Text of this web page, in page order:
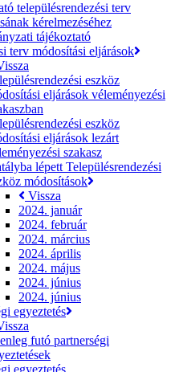
településrendezési terv
kérelmezéséhez
tájékoztató
terv módosítási eljárások
eszköz
eljárások véleményezési
eszköz
eljárások lezárt
szakasz
lépett Településrendezési
módosítások
Vissza
2024. január
2024. február
2024. március
2024. április
2024. május
2024. június
2024. június
egyeztetés
futó partnerségi
egyeztetés